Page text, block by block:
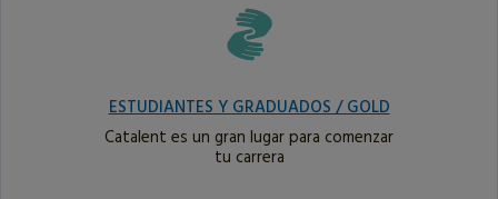
ESTUDIANTES Y GRADUADOS / GOLD
Catalent es un gran lugar para comenzar
tu carrera